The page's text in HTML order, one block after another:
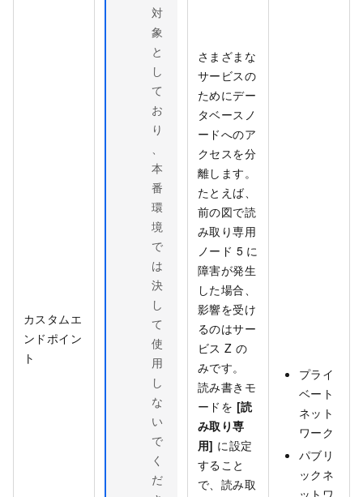
プライ
ベート
ネット
ワーク
パブリ
ックネ
カスタムエ
ンドポイン
ト
対
象
と
し
て
お
り
、
本
番
環
境
で
は
決
し
て
使
用
し
な
い
で
く
だ
さまざまな
サービスの
ためにデー
タベースノ
ードへのア
クセスを分
離します。
たとえば、
前の図で読
み取り専用
ノード 5 に
障害が発生
した場合、
影響を受け
るのはサー
ビス Z の
みです。
読み書きモ
ードを [読
み取り専
用] に設定
すること
で、読み取